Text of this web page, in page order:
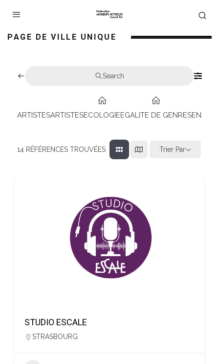
PAGE DE VILLE UNIQUE
Search
ARTISTESARTISTESECOLOGIEEGALITE DE GENRES
14 RÉFÉRENCES TROUVÉES Trier Par
STUDIO ESCALE
STRASBOURG